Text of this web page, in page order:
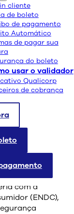
cliente
de boleto
de pagamento
Automático
de pagar sua
do boleto
usar o validador
Qualicorp
de cobrança
de
teve alunos
ranking
de saúde
no
prol do
(Secretaria
com a
(ENDC),